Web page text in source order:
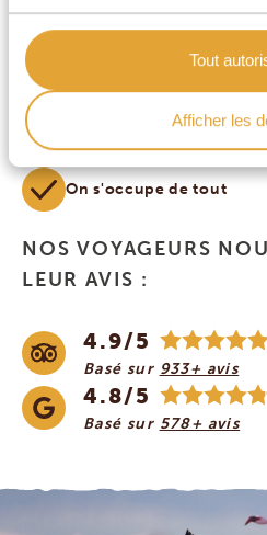
Tout
Afficher les
Offre sans engagement
Meilleur prix garanti
Réponse sous 24h
On s'occupe de tout
NOS VOYAGEURS
LEUR AVIS :
4.9/5
Basé sur 933+ avis
4.8/5
Basé sur 578+ avis